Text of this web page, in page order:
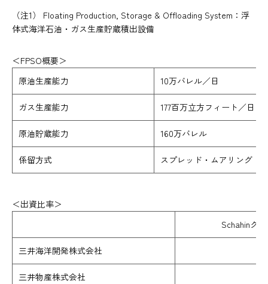
（注1） Floating Production, Storage & Offloading System：浮
体式海洋石油・ガス生産貯蔵積出設備
＜FPSO概要＞
原油生産能力
10万バレル／日
ガス生産能力 177百万立方フィート／日
原油貯蔵能力 160万バレル
係留方式 スプレッド・ムアリング（
＜出資比率＞
Schahinグ
三井海洋開発株式会社
三井物産株式会社